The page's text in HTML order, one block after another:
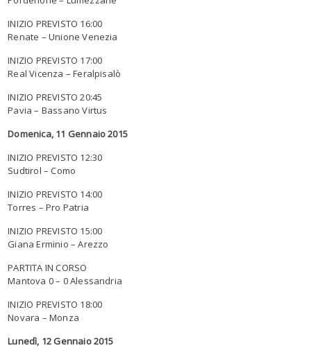
INIZIO PREVISTO 16:00
Renate – Unione Venezia
INIZIO PREVISTO 17:00
Real Vicenza – Feralpisalò
INIZIO PREVISTO 20:45
Pavia – Bassano Virtus
Domenica, 11 Gennaio 2015
INIZIO PREVISTO 12:30
Sudtirol – Como
INIZIO PREVISTO 14:00
Torres – Pro Patria
INIZIO PREVISTO 15:00
Giana Erminio – Arezzo
PARTITA IN CORSO
Mantova 0 – 0 Alessandria
INIZIO PREVISTO 18:00
Novara – Monza
Lunedì, 12 Gennaio 2015